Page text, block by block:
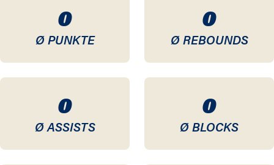
0
Ø PUNKTE
0
Ø REBOUNDS
0
Ø ASSISTS
0
Ø BLOCKS